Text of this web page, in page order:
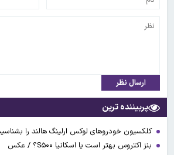
ارسال نظر
پربیننده ترین
کلکسیون خودروهای لوکس ارلینگ هالند را
بنز اکتروس بهتر است یا اسکانیا S۵۰۰؟ / عکس